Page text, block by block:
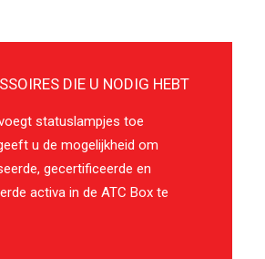
DIE U NODIG HEBT
statuslampjes toe
u de mogelijkheid om
gecertificeerde en
activa in de ATC Box te